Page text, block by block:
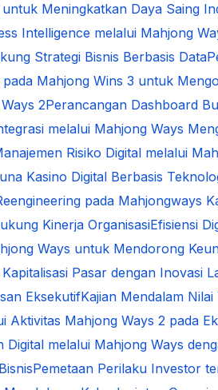
Meningkatkan Daya Saing
Intelligence melalui Mahjong
Strategi Bisnis Berbasis Data
Mahjong Wins 3 untuk
2Perancangan Dashboard
melalui Mahjong Ways
Risiko Digital melalui
Kasino Digital Berbasis
pada Mahjongways
Kinerja OrganisasiEfisiensi
Ways untuk Mendorong
Pasar dengan Inovasi
EksekutifKajian Mendalam
Aktivitas Mahjong Ways 2 pada
Digital melalui Mahjong Ways
Pemetaan Perilaku Investor